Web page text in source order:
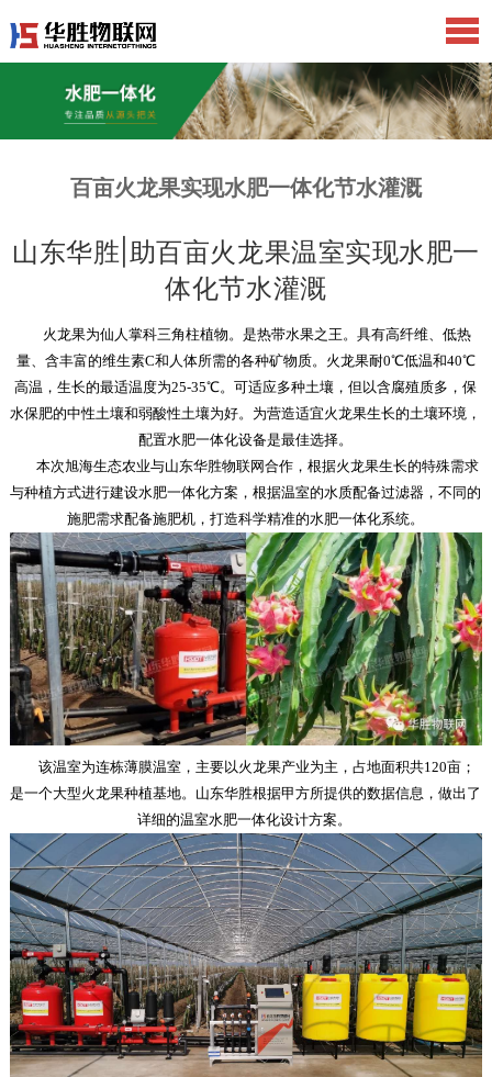
百亩火龙果实现水肥一体化节水灌溉
山东华胜|助百亩火龙果温室实现水肥一
体化节水灌溉
火龙果为仙人掌科三角柱植物。是热带水果之王。具有高纤维、低热
量、含丰富的维生素C和人体所需的各种矿物质。火龙果耐0℃低温和40℃
高温，生长的最适温度为25-35℃。可适应多种土壤，但以含腐殖质多，保
水保肥的中性土壤和弱酸性土壤为好。为营造适宜火龙果生长的土壤环境，
配置水肥一体化设备是最佳选择。
本次旭海生态农业与山东华胜物联网合作，根据火龙果生长的特殊需求
与种植方式进行建设水肥一体化方案，根据温室的水质配备过滤器，不同的
施肥需求配备施肥机，打造科学精准的水肥一体化系统。
该温室为连栋薄膜温室，主要以火龙果产业为主，占地面积共120亩；
是一个大型火龙果种植基地。山东华胜根据甲方所提供的数据信息，做出了
详细的温室水肥一体化设计方案。